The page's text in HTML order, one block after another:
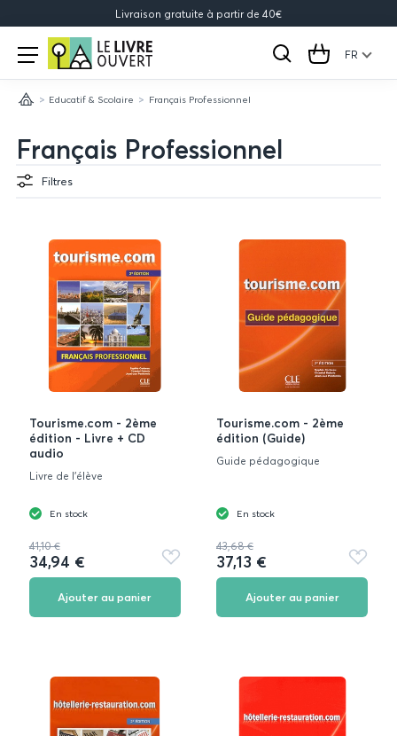
Livraison gratuite à partir de 40€
Le
Livre
Ouvert
Open
menu
Rechercher
Cart FR
AccueilEducatif & Scolaire Français Professionnel
Français Professionnel
Filtres
Tourisme.com - 2ème
édition - Livre + CD
audio
Livre de l'élève
En stock
41,10 €
34,94 €
Ajouter
aux
Ajouter au panier
Tourisme.com - 2ème
édition (Guide)
Guide pédagogique
En stock
43,68 €
37,13 €
Ajouter
aux
Ajouter au panier